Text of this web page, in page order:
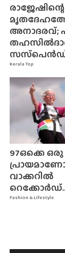
Kerala Top
രാജേഷിന്റെ
അനാദരവ്;
Fashion & Lifestyle
97ഒക്കെ ഒരു
വാക്കറിൽ